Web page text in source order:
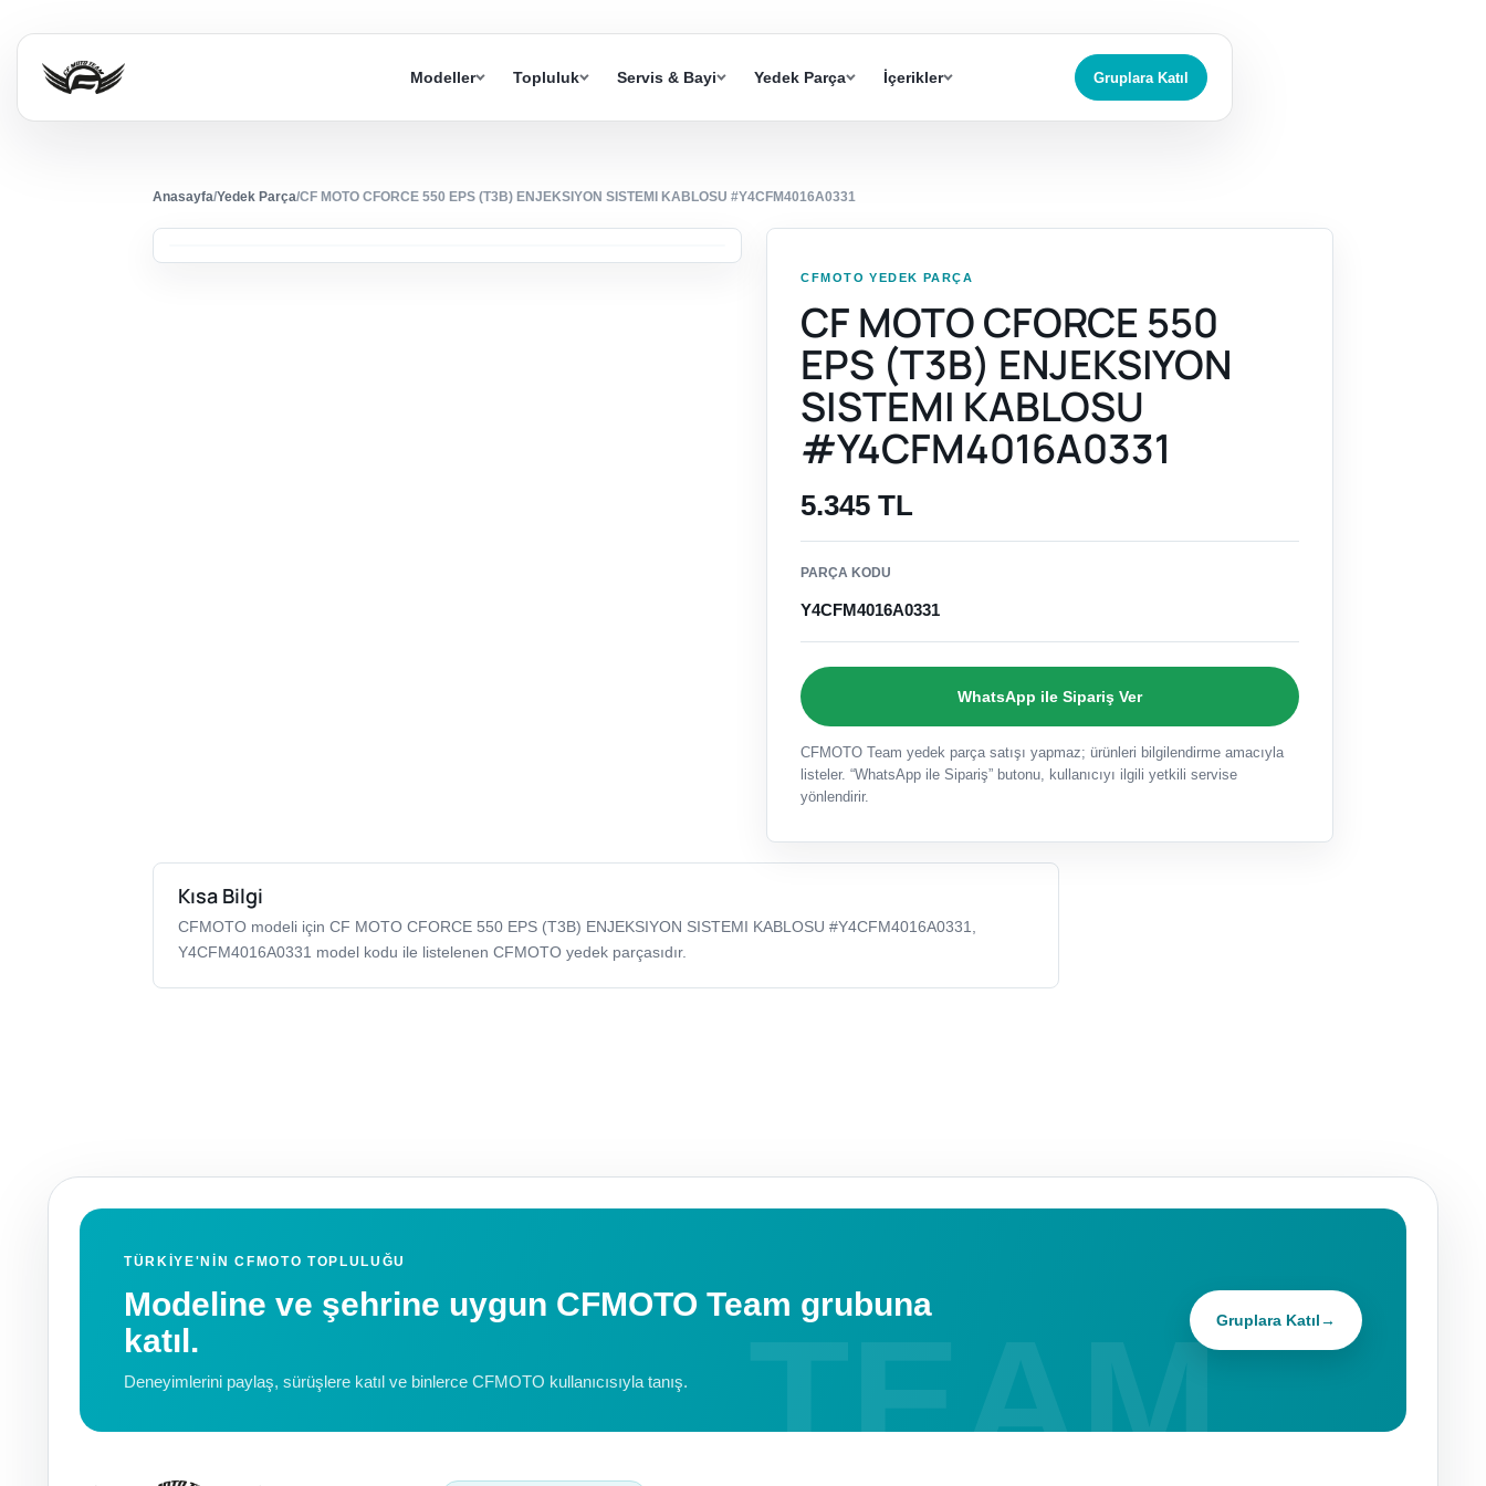
Modeller Topluluk Servis & Bayi Yedek Parça İçerikler Gruplara Katıl
Anasayfa/Yedek Parça/CF MOTO CFORCE 550 EPS (T3B) ENJEKSIYON SISTEMI KABLOSU #Y4CFM4016A0331
CFMOTO YEDEK PARÇA
CF MOTO CFORCE 550
EPS (T3B) ENJEKSIYON
SISTEMI KABLOSU
#Y4CFM4016A0331
5.345 TL
PARÇA KODU
Y4CFM4016A0331
WhatsApp ile Sipariş Ver
CFMOTO Team yedek parça satışı yapmaz; ürünleri bilgilendirme amacıyla
listeler. “WhatsApp ile Sipariş” butonu, kullanıcıyı ilgili yetkili servise
yönlendirir.
Kısa Bilgi
CFMOTO modeli için CF MOTO CFORCE 550 EPS (T3B) ENJEKSIYON SISTEMI KABLOSU #Y4CFM4016A0331,
Y4CFM4016A0331 model kodu ile listelenen CFMOTO yedek parçasıdır.
TÜRKIYE'NIN CFMOTO TOPLULUĞU
Modeline ve şehrine uygun CFMOTO Team grubuna
katıl.
Deneyimlerini paylaş, sürüşlere katıl ve binlerce CFMOTO kullanıcısıyla tanış.
Gruplara Katıl→